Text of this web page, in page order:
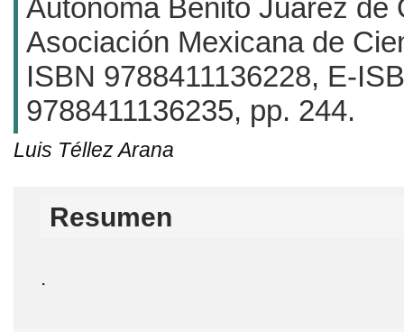
Autónoma Benito Juárez de
Asociación Mexicana de
ISBN 9788411136228, E-
9788411136235, pp. 244.
Luis Téllez Arana
Resumen
.